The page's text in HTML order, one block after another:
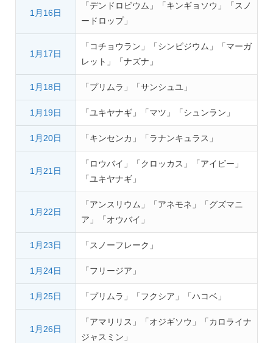
1月16日
「デンドロビウム」「キンギョソウ」「スノ
ードロップ」
1月17日
「コチョウラン」「シンビジウム」「マーガ
レット」「ナズナ」
1月18日 「プリムラ」「サンシュユ」
1月19日 「ユキヤナギ」「マツ」「シュンラン」
1月20日 「キンセンカ」「ラナンキュラス」
1月21日
「ロウバイ」「クロッカス」「アイビー」
「ユキヤナギ」
1月22日
「アンスリウム」「アネモネ」「グズマニ
ア」「オウバイ」
1月23日 「スノーフレーク」
1月24日 「フリージア」
1月25日 「プリムラ」「フクシア」「ハコベ」
1月26日
「アマリリス」「オジギソウ」「カロライナ
ジャスミン」